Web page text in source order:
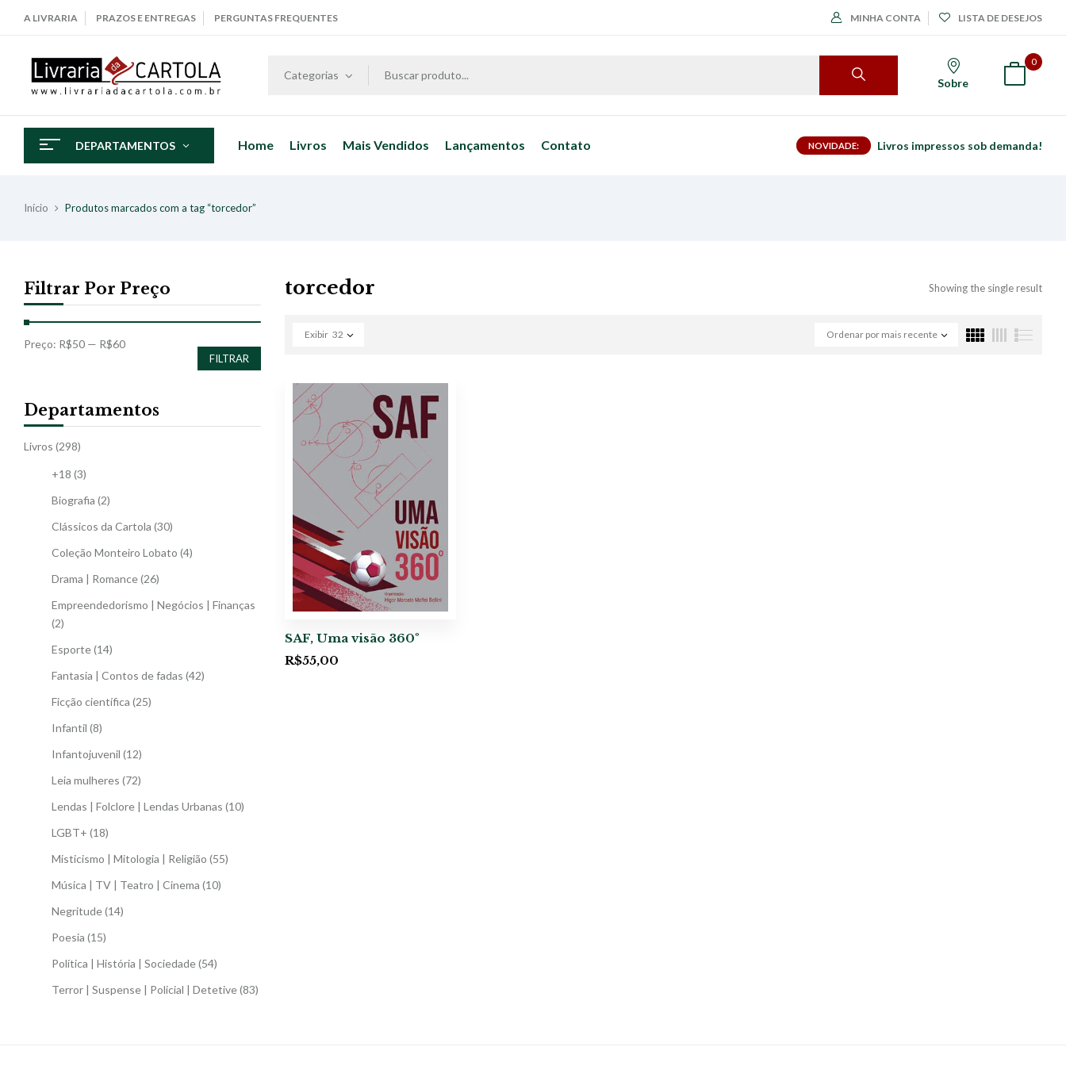
A LIVRARIA PRAZOS E ENTREGAS PERGUNTAS FREQUENTES MINHA CONTA LISTA DE DESEJOS
Categorias
Sobre
0
DEPARTAMENTOS Home Livros Mais Vendidos Lançamentos Contato NOVIDADE: Livros impressos sob demanda!
Início Produtos marcados com a tag “torcedor”
Filtrar Por Preço
FILTRAR
Preço: R$50 — R$60
Departamentos
Livros (298)
+18 (3)
Biografia (2)
Clássicos da Cartola (30)
Coleção Monteiro Lobato (4)
Drama | Romance(26)
Empreendedorismo | Negócios | Finanças
(2)
Esporte(14)
Fantasia | Contos de fadas (42)
Ficção científica (25)
Infantil (8)
Infantojuvenil (12)
Leia mulheres (72)
Lendas | Folclore | Lendas Urbanas (10)
LGBT+ (18)
Misticismo | Mitologia | Religião (55)
Música | TV | Teatro | Cinema (10)
Negritude(14)
Poesia (15)
Política | História | Sociedade(54)
Terror | Suspense | Policial | Detetive(83)
torcedor Showing the single result
Ordenar por mais recente
Exibir 32
SAF, Uma visão 360º
R$55,00